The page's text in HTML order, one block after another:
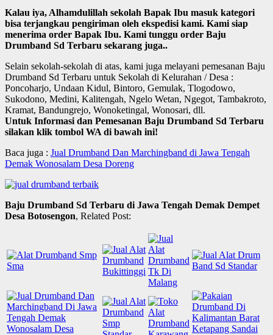
Kalau iya, Alhamdulillah sekolah Bapak Ibu masuk kategori
bisa terjangkau pengiriman oleh ekspedisi kami. Kami siap
menerima order Bapak Ibu. Kami tunggu order Baju
Drumband Sd Terbaru sekarang juga..
Selain sekolah-sekolah di atas, kami juga melayani pemesanan Baju
Drumband Sd Terbaru untuk Sekolah di Kelurahan / Desa :
Poncoharjo, Undaan Kidul, Bintoro, Gemulak, Tlogodowo,
Sukodono, Medini, Kalitengah, Ngelo Wetan, Ngegot, Tambakroto,
Kramat, Bandungrejo, Wonoketingal, Wonosari, dll.
Untuk Informasi dan Pemesanan Baju Drumband Sd Terbaru
silakan klik tombol WA di bawah ini!
Baca juga : Jual Drumband Dan Marchingband di Jawa Tengah
Demak Wonosalam Desa Doreng
Baju Drumband Sd Terbaru di Jawa Tengah Demak Dempet
Desa Botosengon, Related Post: